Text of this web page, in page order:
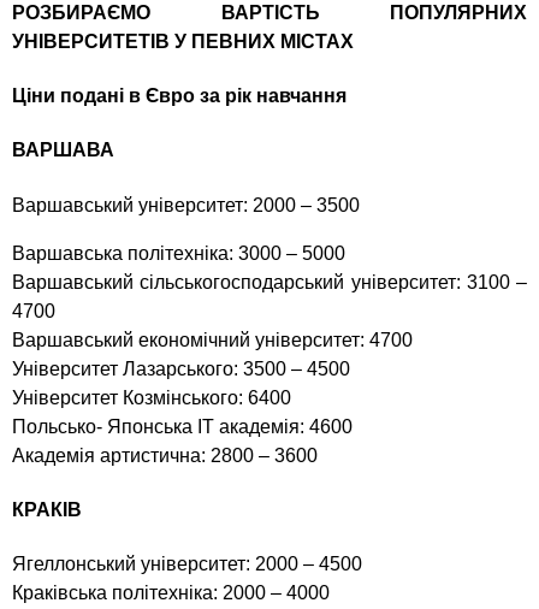
РОЗБИРАЄМО ВАРТІСТЬ ПОПУЛЯРНИХ
УНІВЕРСИТЕТІВ У ПЕВНИХ МІСТАХ
Ціни подані в Євро за рік навчання
ВАРШАВА
Варшавський університет: 2000 – 3500
Варшавська політехніка: 3000 – 5000
Варшавський сільськогосподарський університет: 3100 –
4700
Варшавський економічний університет: 4700
Університет Лазарського: 3500 – 4500
Університет Козмінського: 6400
Польсько- Японська ІТ академія: 4600
Академія артистична: 2800 – 3600
КРАКІВ
Ягеллонський університет: 2000 – 4500
Краківська політехніка: 2000 – 4000